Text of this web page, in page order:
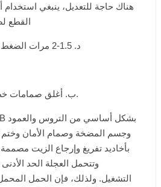
هناك حاجة للتعديل، ينبغي
القطع
د. 1.5-2 مرات الضغط المقدر. 4. توقف المضخة
ب. أغلق صمامات خط أنابيب الدخول والخروج.
وجسم المضخة وصمام الأمان وختم
وتتحمل العجلة الحد
التشغيل. ولذلك، فإن الحمل